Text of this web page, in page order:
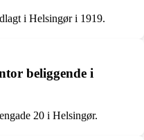
i Helsingør i 1919.
beliggende i
20 i Helsingør.